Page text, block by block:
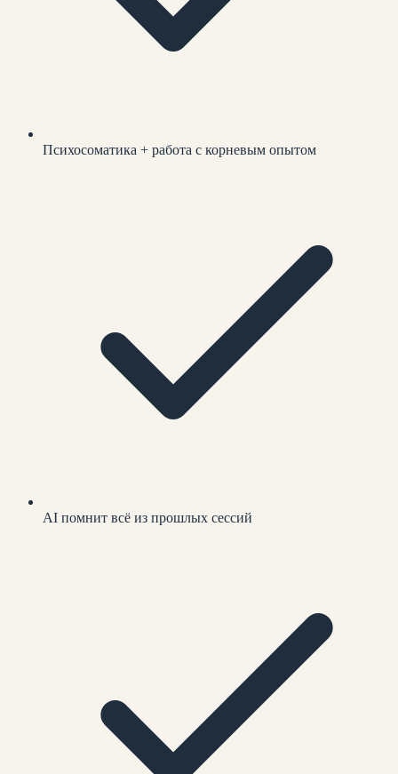
Психосоматика + работа с корневым опытом
AI помнит всё из прошлых сессий